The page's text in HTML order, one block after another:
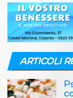
ARTICOLI